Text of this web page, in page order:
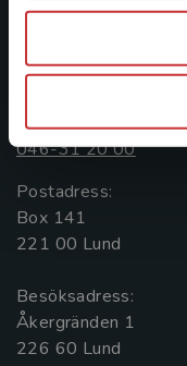
Kontakta oss
046-31 20 00
Postadress:
Box 141
221 00 Lund
Besöksadress:
Åkergränden 1